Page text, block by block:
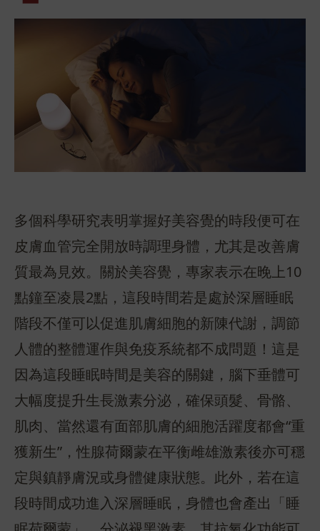
多個科學研究表明掌握好美容覺的時段便可在
皮膚血管完全開放時調理身體，尤其是改善膚
質最為見效。關於美容覺，專家表示在晚上10
點鐘至凌晨2點，這段時間若是處於深層睡眠
階段不僅可以促進肌膚細胞的新陳代謝，調節
人體的整體運作與免疫系統都不成問題！這是
因為這段睡眠時間是美容的關鍵，腦下垂體可
大幅度提升生長激素分泌，確保頭髮、骨骼、
肌肉、當然還有面部肌膚的細胞活躍度都會“重
獲新生”，性腺荷爾蒙在平衡雌雄激素後亦可穩
定與鎮靜膚況或身體健康狀態。此外，若在這
段時間成功進入深層睡眠，身體也會產出「睡